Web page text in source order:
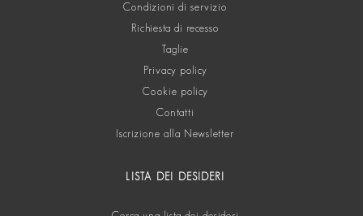
Condizioni di servizio
Richiesta di recesso
Taglie
Privacy policy
Cookie policy
Contatti
Iscrizione alla Newsletter
LISTA DEI DESIDERI